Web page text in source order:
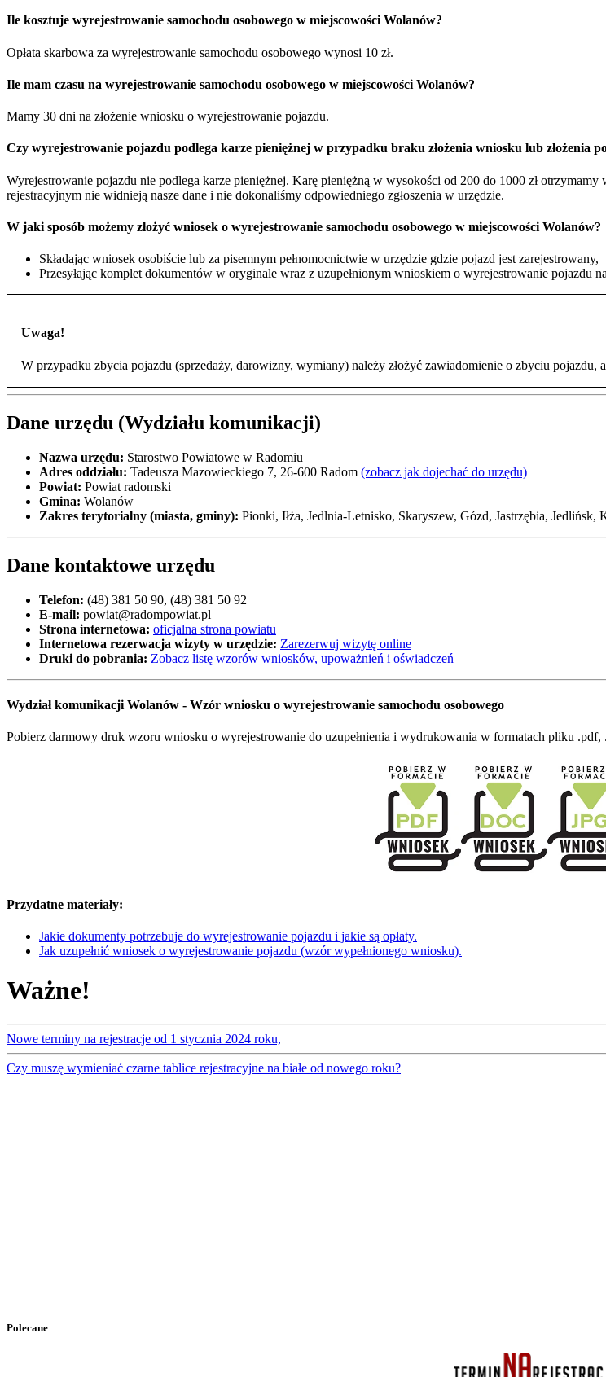
Ile kosztuje wyrejestrowanie samochodu osobowego w miejscowości Wolanów?
Opłata skarbowa za wyrejestrowanie samochodu osobowego wynosi 10 zł.
Ile mam czasu na wyrejestrowanie samochodu osobowego w miejscowości Wolanów?
Mamy 30 dni na złożenie wniosku o wyrejestrowanie pojazdu.
Czy wyrejestrowanie pojazdu podlega karze pieniężnej w przypadku braku złożenia wniosku lub złożenia
Wyrejestrowanie pojazdu nie podlega karze pieniężnej. Karę pieniężną w wysokości od 200 do 1000 zł
rejestracyjnym nie widnieją nasze dane i nie dokonaliśmy odpowiedniego zgłoszenia w urzędzie.
W jaki sposób możemy złożyć wniosek o wyrejestrowanie samochodu osobowego w miejscowości Wolanów?
Składając wniosek osobiście lub za pisemnym pełnomocnictwie w urzędzie gdzie pojazd jest zarejestrowany,
Przesyłając komplet dokumentów w oryginale wraz z uzupełnionym wnioskiem o wyrejestrowanie pojazdu
Uwaga!
W przypadku zbycia pojazdu (sprzedaży, darowizny, wymiany) należy złożyć zawiadomienie o zbyciu pojazdu,
Dane urzędu (Wydziału komunikacji)
Nazwa urzędu: Starostwo Powiatowe w Radomiu
Adres oddziału: Tadeusza Mazowieckiego 7, 26-600 Radom (zobacz jak dojechać do urzędu)
Powiat: Powiat radomski
Gmina: Wolanów
Zakres terytorialny (miasta, gminy): Pionki, Iłża, Jedlnia-Letnisko, Skaryszew, Gózd, Jastrzębia,
Dane kontaktowe urzędu
Telefon: (48) 381 50 90, (48) 381 50 92
E-mail: powiat@radompowiat.pl
Strona internetowa: oficjalna strona powiatu
Internetowa rezerwacja wizyty w urzędzie: Zarezerwuj wizytę online
Druki do pobrania: Zobacz listę wzorów wniosków, upoważnień i oświadczeń
Wydział komunikacji Wolanów - Wzór wniosku o wyrejestrowanie samochodu osobowego
Pobierz darmowy druk wzoru wniosku o wyrejestrowanie do uzupełnienia i wydrukowania w formatach pliku .pdf,
Przydatne materiały:
Jakie dokumenty potrzebuje do wyrejestrowanie pojazdu i jakie są opłaty.
Jak uzupełnić wniosek o wyrejestrowanie pojazdu (wzór wypełnionego wniosku).
Ważne!
Nowe terminy na rejestracje od 1 stycznia 2024 roku,
Czy muszę wymieniać czarne tablice rejestracyjne na białe od nowego roku?
Polecane